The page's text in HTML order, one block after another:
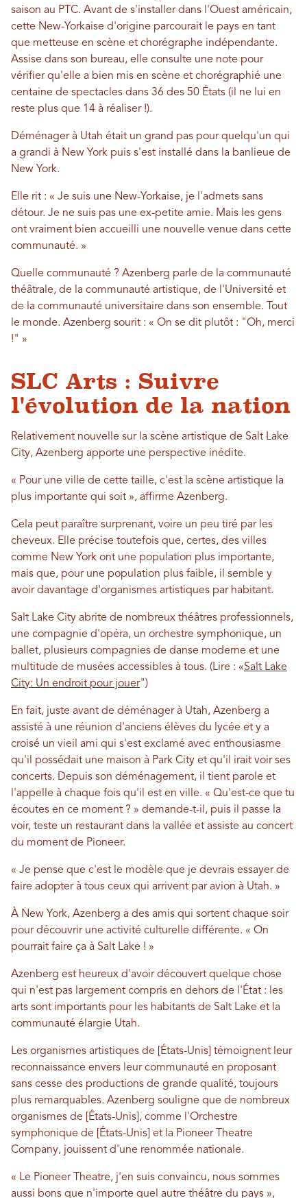
saison au PTC. Avant de s'installer dans l'Ouest américain,
cette New-Yorkaise d'origine parcourait le pays en tant
que metteuse en scène et chorégraphe indépendante.
Assise dans son bureau, elle consulte une note pour
vérifier qu'elle a bien mis en scène et chorégraphié une
centaine de spectacles dans 36 des 50 États (il ne lui en
reste plus que 14 à réaliser !).
Déménager à Utah était un grand pas pour quelqu'un qui
a grandi à New York puis s'est installé dans la banlieue de
New York.
Elle rit : « Je suis une New-Yorkaise, je l'admets sans
détour. Je ne suis pas une ex-petite amie. Mais les gens
ont vraiment bien accueilli une nouvelle venue dans cette
communauté. »
Quelle communauté ? Azenberg parle de la communauté
théâtrale, de la communauté artistique, de l'Université et
de la communauté universitaire dans son ensemble. Tout
le monde. Azenberg sourit : « On se dit plutôt : "Oh, merci
!" »
SLC Arts : Suivre
l'évolution de la nation
Relativement nouvelle sur la scène artistique de Salt Lake
City, Azenberg apporte une perspective inédite.
« Pour une ville de cette taille, c'est la scène artistique la
plus importante qui soit », affirme Azenberg.
Cela peut paraître surprenant, voire un peu tiré par les
cheveux. Elle précise toutefois que, certes, des villes
comme New York ont ​​une population plus importante,
mais que, pour une population plus faible, il semble y
avoir davantage d'organismes artistiques par habitant.
Salt Lake City abrite de nombreux théâtres professionnels,
une compagnie d'opéra, un orchestre symphonique, un
ballet, plusieurs compagnies de danse moderne et une
multitude de musées accessibles à tous. (Lire : «Salt Lake
City: Un endroit pour jouer")
En fait, juste avant de déménager à Utah, Azenberg a
assisté à une réunion d'anciens élèves du lycée et y a
croisé un vieil ami qui s'est exclamé avec enthousiasme
qu'il possédait une maison à Park City et qu'il irait voir ses
concerts. Depuis son déménagement, il tient parole et
l'appelle à chaque fois qu'il est en ville. « Qu'est-ce que tu
écoutes en ce moment ? » demande-t-il, puis il passe la
voir, teste un restaurant dans la vallée et assiste au concert
du moment de Pioneer.
« Je pense que c'est le modèle que je devrais essayer de
faire adopter à tous ceux qui arrivent par avion à Utah. »
À New York, Azenberg a des amis qui sortent chaque soir
pour découvrir une activité culturelle différente. « On
pourrait faire ça à Salt Lake ! »
Azenberg est heureux d'avoir découvert quelque chose
qui n'est pas largement compris en dehors de l'État : les
arts sont importants pour les habitants de Salt Lake et la
communauté élargie Utah.
Les organismes artistiques de [États-Unis] témoignent leur
reconnaissance envers leur communauté en proposant
sans cesse des productions de grande qualité, toujours
plus remarquables. Azenberg souligne que de nombreux
organismes de [États-Unis], comme l'Orchestre
symphonique de [États-Unis] et la Pioneer Theatre
Company, jouissent d'une renommée nationale.
« Le Pioneer Theatre, j'en suis convaincu, nous sommes
aussi bons que n'importe quel autre théâtre du pays »,